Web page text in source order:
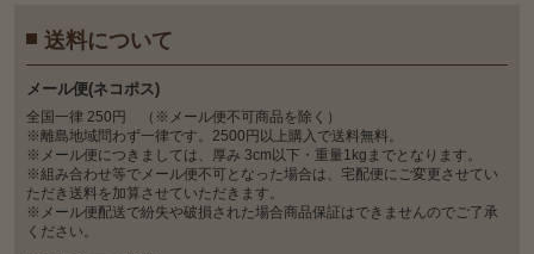
送料について
メール便(ネコポス)
全国一律 250円 （※メール便不可商品を除く）
※離島地域問わず一律です。2500円以上購入で送料無料。
※メール便につきましては、厚み 3cm以下・重量1kgまでとなります。
※組み合わせ等でメール便不可となった場合は、宅配便にご変更させてい
ただき送料を加算させていただきます。
※メール便配送で紛失や破損された場合商品保証はできませんのでご了承
ください。